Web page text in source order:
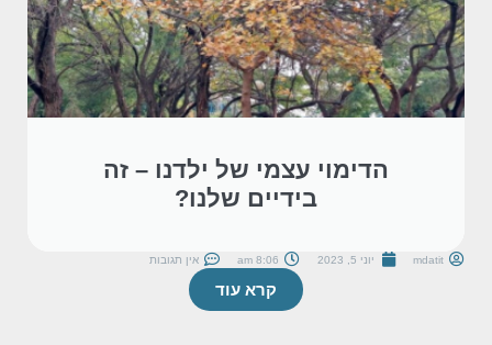
הדימוי עצמי של ילדנו – זה
בידיים שלנו?
mdatit יוני 5, 2023 8:06 am אין תגובות
קרא עוד